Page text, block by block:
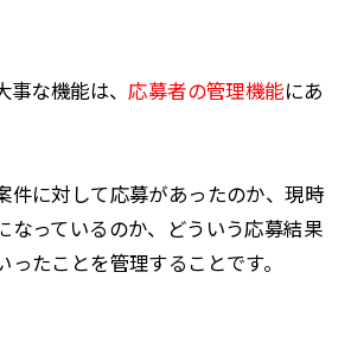
な機能は、 応募者の管理機能にあ
件に対して応募があったのか、現時
なっているのか、どういう応募結果
ったことを管理することです。